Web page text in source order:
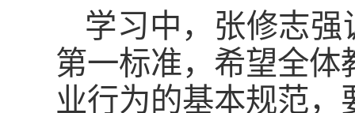
学习中，张修志强
第一标准，希望全
业行为的基本规范